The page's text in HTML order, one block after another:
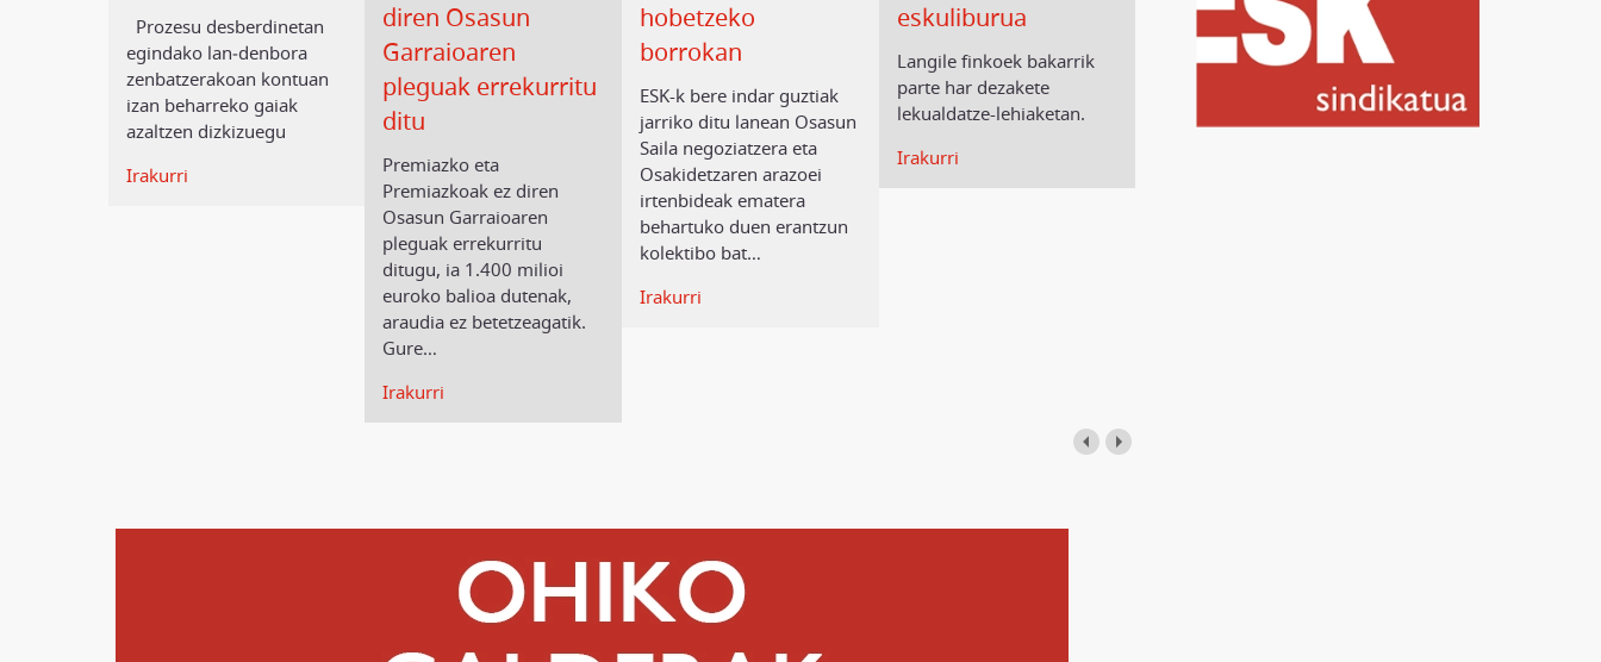
Prozesu desberdinetan
egindako lan‑denbora
zenbatzerakoan kontuan
izan beharreko gaiak
azaltzen dizkizuegu
Irakurri
diren Osasun
Garraioaren
pleguak errekurritu
ditu
Premiazko eta
Premiazkoak ez diren
Osasun Garraioaren
pleguak errekurritu
ditugu, ia 1.400 milioi
euroko balioa dutenak,
araudia ez betetzeagatik.
Gure…
Irakurri
hobetzeko
borrokan
ESK-k bere indar guztiak
jarriko ditu lanean Osasun
Saila negoziatzera eta
Osakidetzaren arazoei
irtenbideak ematera
behartuko duen erantzun
kolektibo bat…
Irakurri
eskuliburua
Langile finkoek bakarrik
parte har dezakete
lekualdatze-lehiaketan.
Irakurri